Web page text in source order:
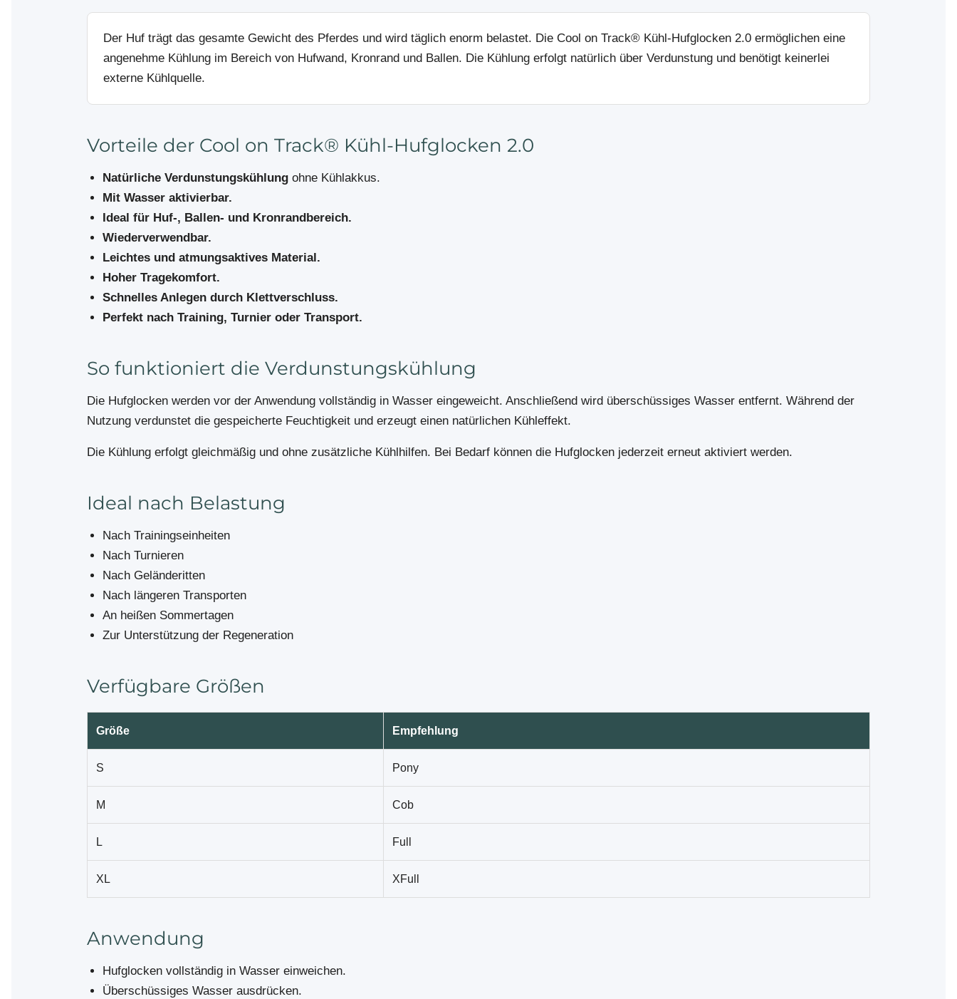
Der Huf trägt das gesamte Gewicht des Pferdes und wird täglich enorm belastet. Die Cool on Track® Kühl-Hufglocken 2.0 ermöglichen eine
angenehme Kühlung im Bereich von Hufwand, Kronrand und Ballen. Die Kühlung erfolgt natürlich über Verdunstung und benötigt keinerlei
externe Kühlquelle.
Vorteile der Cool on Track® Kühl-Hufglocken 2.0
Natürliche Verdunstungskühlung ohne Kühlakkus.
Mit Wasser aktivierbar.
Ideal für Huf-, Ballen- und Kronrandbereich.
Wiederverwendbar.
Leichtes und atmungsaktives Material.
Hoher Tragekomfort.
Schnelles Anlegen durch Klettverschluss.
Perfekt nach Training, Turnier oder Transport.
So funktioniert die Verdunstungskühlung
Die Hufglocken werden vor der Anwendung vollständig in Wasser eingeweicht. Anschließend wird überschüssiges Wasser entfernt. Während der
Nutzung verdunstet die gespeicherte Feuchtigkeit und erzeugt einen natürlichen Kühleffekt.
Die Kühlung erfolgt gleichmäßig und ohne zusätzliche Kühlhilfen. Bei Bedarf können die Hufglocken jederzeit erneut aktiviert werden.
Ideal nach Belastung
Nach Trainingseinheiten
Nach Turnieren
Nach Geländeritten
Nach längeren Transporten
An heißen Sommertagen
Zur Unterstützung der Regeneration
Verfügbare Größen
Größe Empfehlung
S Pony
M Cob
L Full
XL XFull
Anwendung
Hufglocken vollständig in Wasser einweichen.
Überschüssiges Wasser ausdrücken.